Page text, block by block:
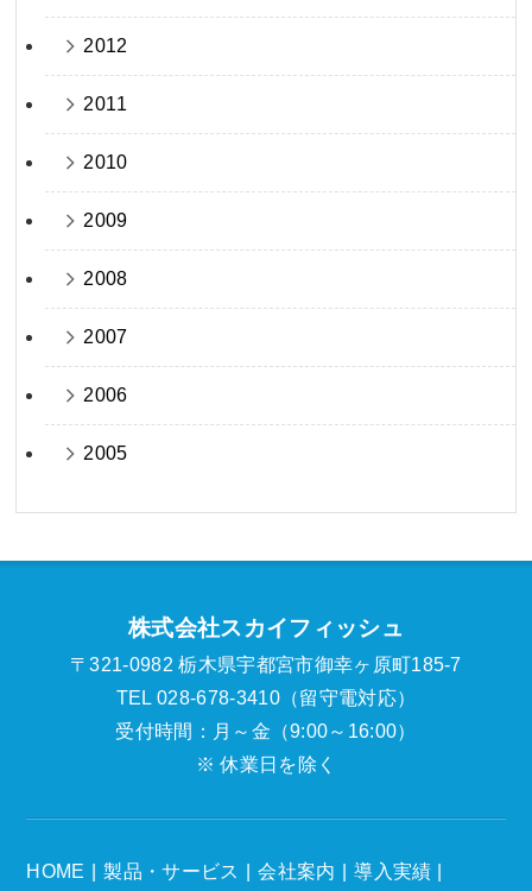
2012
2011
2010
2009
2008
2007
2006
2005
株式会社スカイフィッシュ
〒321-0982 栃木県宇都宮市御幸ヶ原町185-7
TEL 028-678-3410（留守電対応）
受付時間：月～金（9:00～16:00）
※ 休業日を除く
HOME 製品・サービス 会社案内 導入実績